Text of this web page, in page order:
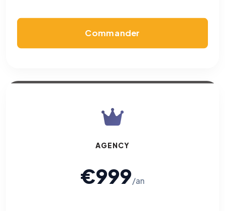
Commander
AGENCY
€999/an